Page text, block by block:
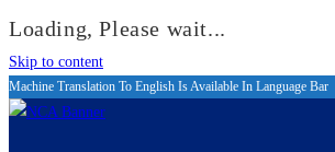
Loading, Please wait...
Skip to content
Machine Translation To English Is Available In Language Bar